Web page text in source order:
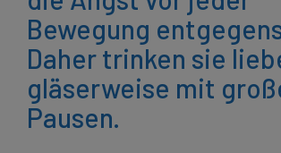
Bewegung
Daher trinken sie
gläserweise mit
Pausen.